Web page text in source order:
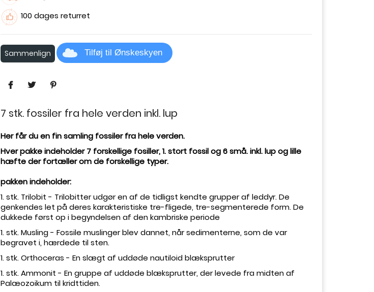
100 dages returret
Sammenlign Tilføj til Ønskeskyen
7 stk. fossiler fra hele verden inkl. lup
Her får du en fin samling fossiler fra hele verden.
Hver pakke indeholder 7 forskellige fosiller, 1. stort fossil og 6 små. inkl. lup og lille
hæfte der fortæller om de forskellige typer.
pakken indeholder:
1. stk. Trilobit - Trilobitter udgør en af ​​de tidligst kendte grupper af leddyr. De
genkendes let på deres karakteristiske tre-fligede, tre-segmenterede form. De
dukkede først op i begyndelsen af ​​den kambriske periode
1. stk. Musling - Fossile muslinger blev dannet, når sedimenterne, som de var
begravet i, hærdede til sten.
1. stk. Orthoceras - En slægt af uddøde nautiloid blæksprutter
1. stk. Ammonit - En gruppe af uddøde blæksprutter, der levede fra midten af
Palæozoikum til kridttiden.